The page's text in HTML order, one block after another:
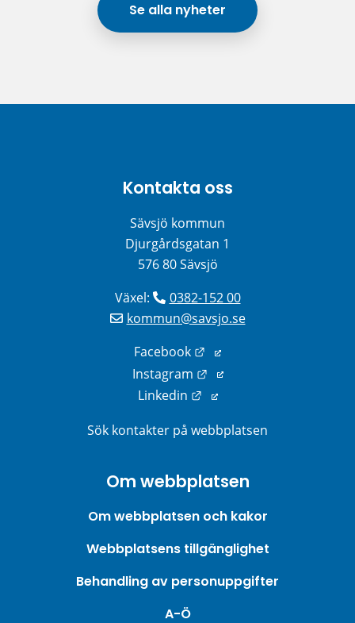
Se alla nyheter
Kontakta oss
Sävsjö kommun
Djurgårdsgatan 1
576 80 Sävsjö
Växel:
0382-152 00
kommun@savsjo.se
Facebook
Länk till annan
Instagram
Länk till annan
Linkedin
Länk till annan webbplats.
Sök kontakter på webbplatsen
Om webbplatsen
Om webbplatsen och kakor
Webbplatsens tillgänglighet
Behandling av personuppgifter
A-Ö